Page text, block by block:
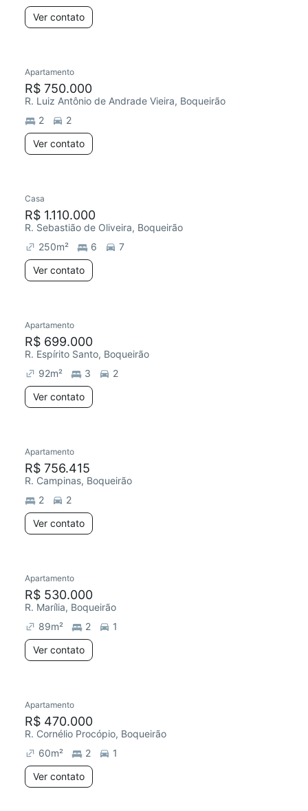
Ver contato
Apartamento
R$ 750.000
R. Luiz Antônio de Andrade Vieira, Boqueirão
2
2
Ver contato
Casa
R$ 1.110.000
R. Sebastião de Oliveira, Boqueirão
250m² 6
7
Ver contato
Apartamento
R$ 699.000
R. Espírito Santo, Boqueirão
92m² 3
2
Ver contato
Apartamento
R$ 756.415
R. Campinas, Boqueirão
2
2
Ver contato
Apartamento
R$ 530.000
R. Marília, Boqueirão
89m² 2
1
Ver contato
Apartamento
R$ 470.000
R. Cornélio Procópio, Boqueirão
60m² 2
1
Ver contato